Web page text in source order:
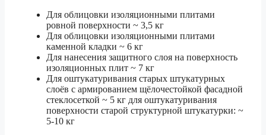
Для облицовки изоляционными плитами
ровной поверхности ~ 3,5 кг
Для облицовки изоляционными плитами
каменной кладки ~ 6 кг
Для нанесения защитного слоя на поверхность
изоляционных плит ~ 7 кг
Для оштукатуривания старых штукатурных
слоёв с армированием щёлочестойкой фасадной
стеклосеткой ~ 5 кг для оштукатуривания
поверхности старой структурной штукатурки: ~
5-10 кг